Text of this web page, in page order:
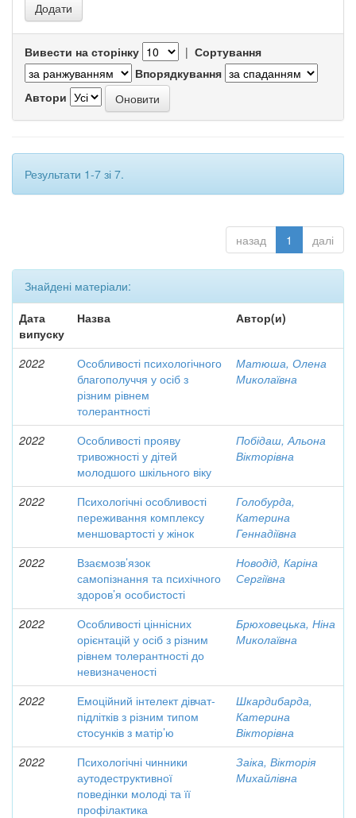
Вивести на сторінку | Сортування
Впорядкування
Автори
Результати 1-7 зі 7.
назад 1 далі
Знайдені матеріали:
Дата
випуску
Назва Автор(и)
2022
Особливості психологічного
благополуччя у осіб з
різним рівнем
толерантності
Матюша, Олена
Миколаївна
2022
Особливості прояву
тривожності у дітей
молодшого шкільного віку
Побідаш, Альона
Вікторівна
2022
Психологічні особливості
переживання комплексу
меншовартості у жінок
Голобурда,
Катерина
Геннадіївна
2022
Взаємозв’язок
самопізнання та психічного
здоров’я особистості
Новодід, Каріна
Сергіївна
2022
Особливості ціннісних
орієнтацій у осіб з різним
рівнем толерантності до
невизначеності
Брюховецька, Ніна
Миколаївна
2022
Емоційний інтелект дівчат-
підлітків з різним типом
стосунків з матір’ю
Шкардибарда,
Катерина
Вікторівна
2022
Психологічні чинники
аутодеструктивної
поведінки молоді та її
профілактика
Заіка, Вікторія
Михайлівна